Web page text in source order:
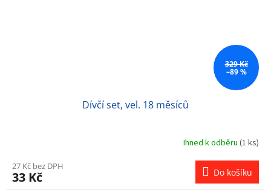
329 Kč
–89 %
Dívčí set, vel. 18 měsíců
Ihned k odběru (1 ks)
27 Kč bez DPH
33 Kč Do košíku